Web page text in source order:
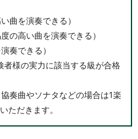
曲を演奏できる）
の高い曲を演奏できる）
奏できる）
様の実力に該当する級が合格
奏曲やソナタなどの場合は1楽
ただきます。